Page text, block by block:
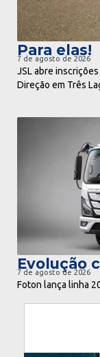
Para elas!
7 de agosto de 2026
JSL abre
Direção em Três
ir para
Evolução
7 de agosto de 2026
Foton lança linha